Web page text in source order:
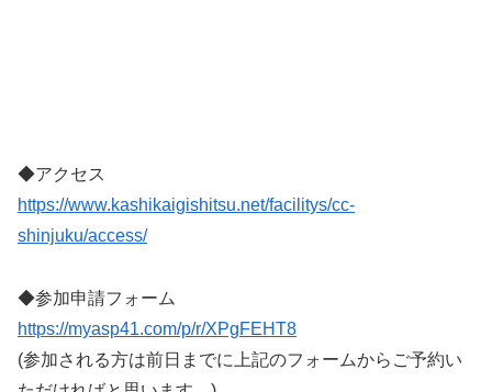
◆アクセス
https://www.kashikaigishitsu.net/facilitys/cc-
shinjuku/access/
◆参加申請フォーム
https://myasp41.com/p/r/XPgFEHT8
(参加される方は前日までに上記のフォームからご予約い